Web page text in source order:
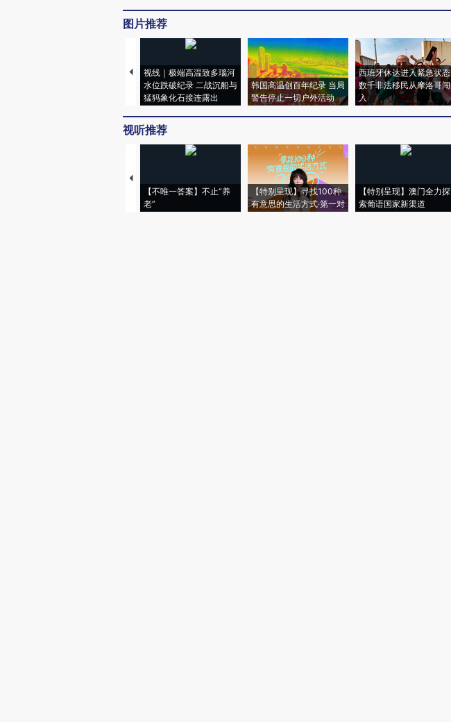
图片推荐
视线｜极端高温致多瑙河
水位跌破纪录 二战沉船与
猛犸象化石接连露出
韩国高温创百年纪录 当局
警告停止一切户外活动
西班牙休达进入紧急状态
数千非法移民从摩洛哥闯
入
视听推荐
【不唯一答案】不止“养
老”
【特别呈现】寻找100种
有意思的生活方式·第一对
【特别呈现】澳门全力探
索葡语国家新渠道